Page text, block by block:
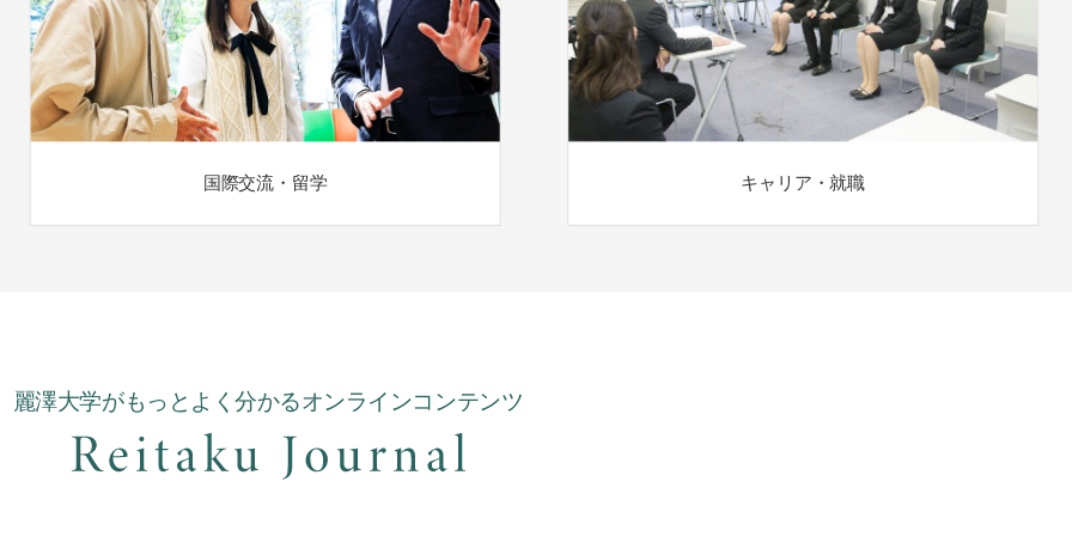
国際交流・留学 キャリア・就職
麗澤大学がもっとよく分かるオンラインコンテンツ